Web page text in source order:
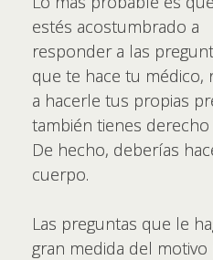
estés acostumbrado a
responder a las
que te hace tu médico,
a hacerle tus propias
también tienes
De hecho, deberías
cuerpo.
Las preguntas que le
gran medida del